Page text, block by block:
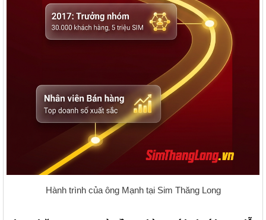
Hành trình của ông Mạnh tại Sim Thăng Long